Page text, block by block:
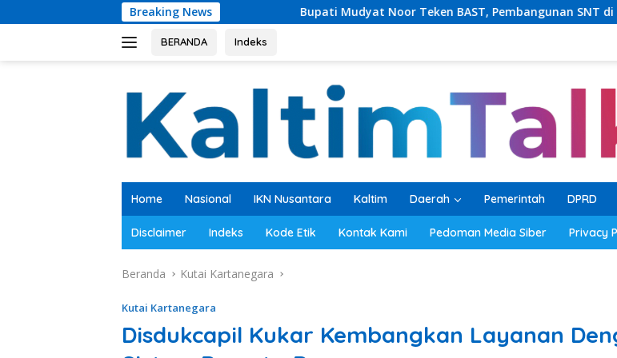
ke
Breaking NewsBupati Mudyat Noor Teken BAST, Pembangunan SNT di PPU Segera
BERANDA Indeks
Home Nasional IKN Nusantara Kaltim Daerah Pemerintah DPRD
Disclaimer Indeks Kode Etik Kontak Kami Pedoman Media Siber Privacy
Beranda Kutai Kartanegara
Kutai Kartanegara
Disdukcapil Kukar Kembangkan Layanan